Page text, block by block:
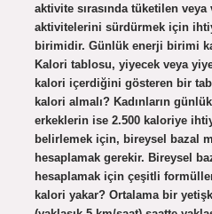
aktivite sırasında tüketilen
aktivitelerini sürdürmek için
birimidir. Günlük enerji birimi
Kalori tablosu, yiyecek veya
kalori içerdiğini gösteren bir
kalori almalı? Kadınların
erkeklerin ise 2.500 kaloriye
belirlemek için, bireysel bazal
hesaplamak gerekir. Bireysel
hesaplamak için çeşitli
kalori yakar? Ortalama bir